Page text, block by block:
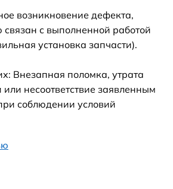
возникновение дефекта,
с выполненной работой
установка запчасти).
Внезапная поломка, утрата
или несоответствие заявленным
соблюдении условий